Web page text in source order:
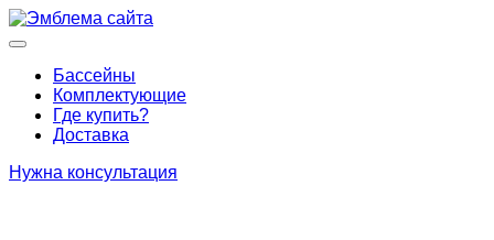
Перейти
к
Основное
Бассейны
Комплектующие
Где купить?
Доставка
Нужна консультация